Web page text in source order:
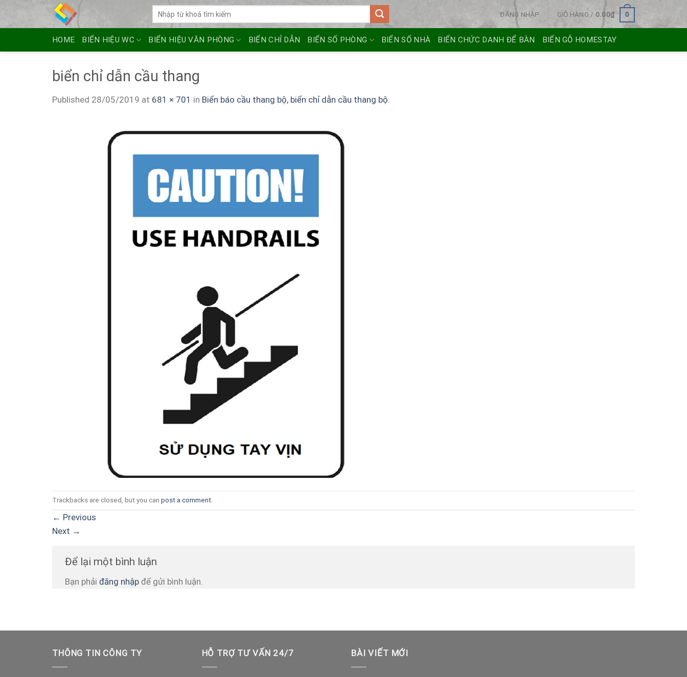
ĐĂNG NHẬP GIỎ HÀNG / 0.00₫ 0
HOME BIỂN HIỆU WC BIỂN HIỆU VĂN PHÒNG BIỂN CHỈ DẪN BIỂN SỐ PHÒNG BIỂN SỐ NHÀ BIỂN CHỨC DANH ĐỂ BÀN BIỂN GỖ HOMESTAY
biển chỉ dẫn cầu thang
Published 28/05/2019 at 681 × 701 in Biển báo cầu thang bộ, biển chỉ dẫn cầu thang bộ.
Trackbacks are closed, but you can post a comment
← Previous
Next →
Để lại một bình luận
Bạn phải đăng nhập để gửi bình luận.
THÔNG TIN CÔNG TY HỖ TRỢ TƯ VẤN 24/7 BÀI VIẾT MỚI